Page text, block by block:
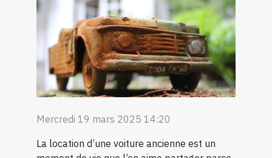
Mercredi 19 mars 2025 14:20
La location d’une voiture ancienne est un